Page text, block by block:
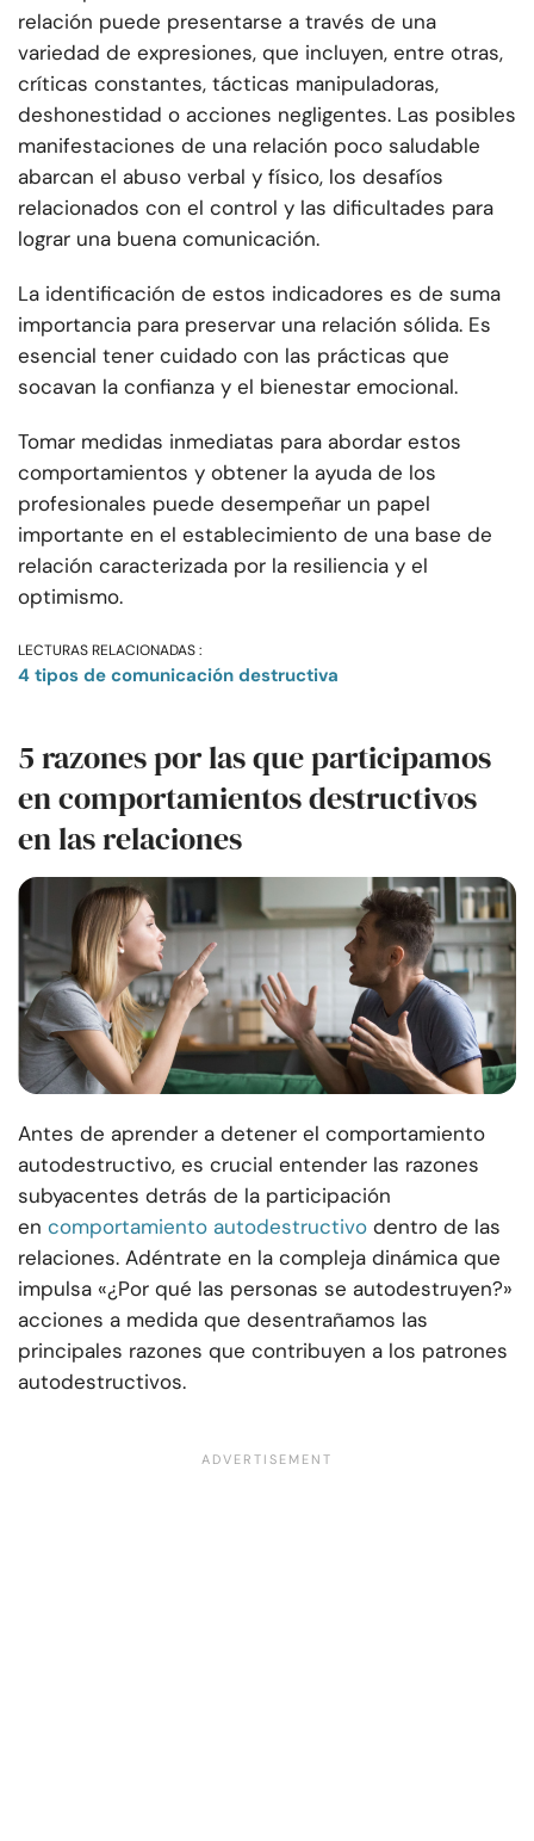
relación puede presentarse a través de una
variedad de expresiones, que incluyen, entre otras,
críticas constantes, tácticas manipuladoras,
deshonestidad o acciones negligentes. Las posibles
manifestaciones de una relación poco saludable
abarcan el abuso verbal y físico, los desafíos
relacionados con el control y las dificultades para
lograr una buena comunicación.
La identificación de estos indicadores es de suma
importancia para preservar una relación sólida. Es
esencial tener cuidado con las prácticas que
socavan la confianza y el bienestar emocional.
Tomar medidas inmediatas para abordar estos
comportamientos y obtener la ayuda de los
profesionales puede desempeñar un papel
importante en el establecimiento de una base de
relación caracterizada por la resiliencia y el
optimismo.
LECTURAS RELACIONADAS :
4 tipos de comunicación destructiva
5 razones por las que participamos
en comportamientos destructivos
en las relaciones
Antes de aprender a detener el comportamiento
autodestructivo, es crucial entender las razones
subyacentes detrás de la participación
en comportamiento autodestructivo dentro de las
relaciones. Adéntrate en la compleja dinámica que
impulsa «¿Por qué las personas se autodestruyen?»
acciones a medida que desentrañamos las
principales razones que contribuyen a los patrones
autodestructivos.